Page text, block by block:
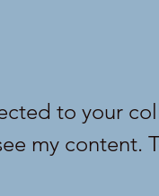
to your
my content.